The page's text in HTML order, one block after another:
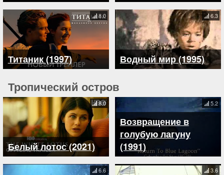
Титаник (1997)
8.0
Водный мир (1995)
6.3
Тропический остров
Белый лотос (2021)
8.0
Возвращение в
голубую лагуну
(1991)
5.2
6.6 3.6